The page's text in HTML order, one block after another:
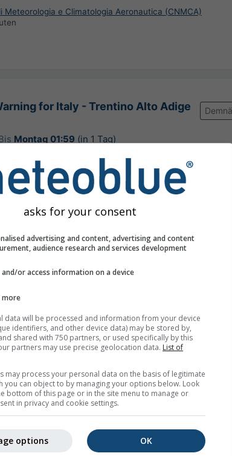
Meteorologia e Climatologia Aeronautica (CNMCA)
for Italy - Trentino Alto Adige
Montag 01:59 (in 1 Tag)
e Climatologia Aeronautica (CNMCA)
asks for your consent
advertising and content, advertising and content
audience research and services development
or access information on a device
more
data will be processed and information from your device
identifiers, and other device data) may be stored by,
shared with 750 partners, or used specifically by this
partners may use precise geolocation data. List of
may process your personal data on the basis of legitimate
you can object to by managing your options below. Look
bottom of this page or in the site menu to manage or
in privacy and cookie settings.
OK
options